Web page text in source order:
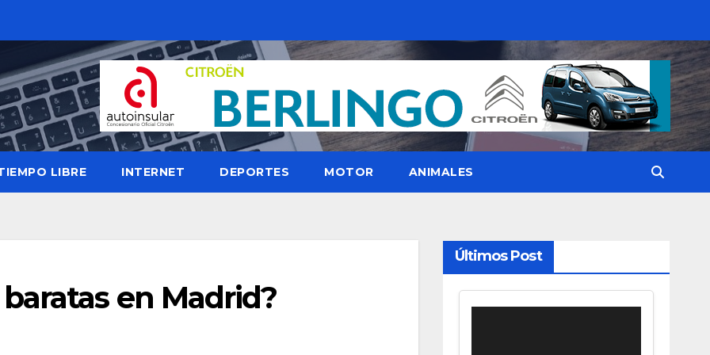
LIBRE INTERNET DEPORTES MOTOR ANIMALES
en Madrid?
Últimos Post